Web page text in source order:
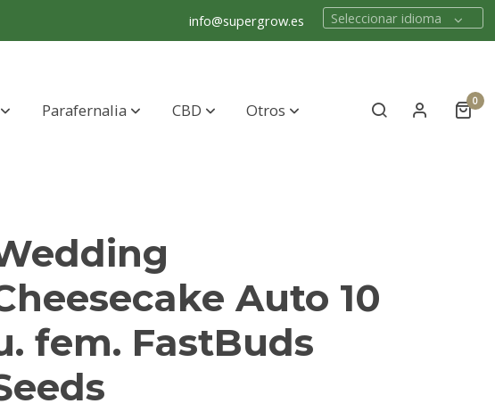
info@supergrow.es Seleccionar idioma
Parafernalia CBD Otros 0
Auto 10
fem. FastBuds